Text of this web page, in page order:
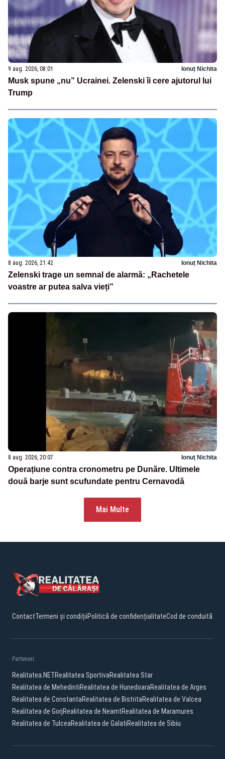
9 aug. 2026, 08:01 Ionuț Nichita
Musk spune „nu” Ucrainei. Zelenski îi cere ajutorul lui
Trump
8 aug. 2026, 21:42 Ionuț Nichita
Zelenski trage un semnal de alarmă: „Rachetele
voastre ar putea salva vieți”
8 aug. 2026, 20:07 Ionuț Nichita
Operațiune contra cronometru pe Dunăre. Ultimele
două barje sunt scufundate pentru Cernavodă
Mai Multe
ContactTermeni și condițiiPolitică de confidențialitateCod de conduită
Parteneri:
Realitatea.NETRealitatea SportivaRealitatea Star
Realitatea de MehedintiRealitatea de HunedoaraRealitatea de Arges
Realitatea de ConstantaRealitatea de BistritaRealitatea de Valcea
Realitatea de GorjRealitatea de NeamtRealitatea de Maramures
Realitatea de TulceaRealitatea de GalatiRealitatea de Sibiu